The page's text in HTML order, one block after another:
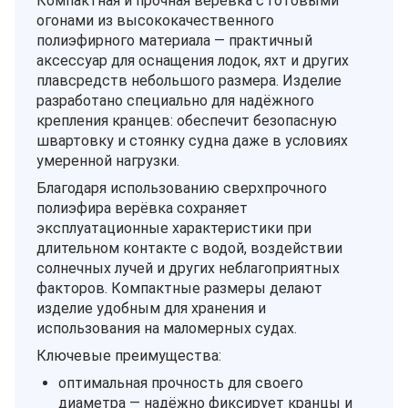
огонами из высококачественного
полиэфирного материала — практичный
аксессуар для оснащения лодок, яхт и других
плавсредств небольшого размера. Изделие
разработано специально для надёжного
крепления кранцев: обеспечит безопасную
швартовку и стоянку судна даже в условиях
умеренной нагрузки.
Благодаря использованию сверхпрочного
полиэфира верёвка сохраняет
эксплуатационные характеристики при
длительном контакте с водой, воздействии
солнечных лучей и других неблагоприятных
факторов. Компактные размеры делают
изделие удобным для хранения и
использования на маломерных судах.
Ключевые преимущества:
оптимальная прочность для своего
диаметра — надёжно фиксирует кранцы и